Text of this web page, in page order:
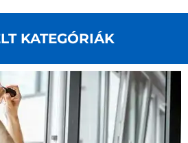
KATEGÓRIÁK